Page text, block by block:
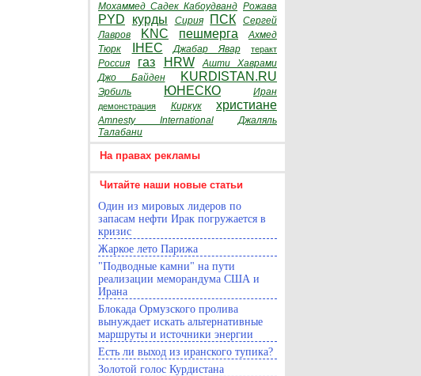
Мохаммед Садек Кабоудванд Рожава
PYD курды Сирия ПСК
Сергей
Лавров
KNC пешмерга
Ахмед
Тюрк
IHEC Джабар Явар теракт
Россия газ HRW
Ашти Хаврами
Джо Байден
KURDISTAN.RU
Эрбиль ЮНЕСКО Иран
демонстрация Киркук христиане
Amnesty International
Джаляль
Талабани
На правах рекламы
Читайте наши новые статьи
Один из мировых лидеров по
запасам нефти Ирак погружается в
кризис
Жаркое лето Парижа
"Подводные камни" на пути
реализации меморандума США и
Ирана
Блокада Ормузского пролива
вынуждает искать альтернативные
маршруты и источники энергии
Есть ли выход из иранского тупика?
Золотой голос Курдистана